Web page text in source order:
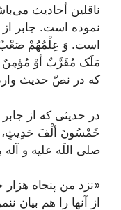
ناقلين أحاديث
نموده است. جابر از
است. وَ عِلْمُهُمْ صَعْبٌ
مَلَک مُقَرَّبٌ أوْ مُؤمِنٌ
که در نصّ حديث
در حديثى که از
خَمْسُونَ ألْفَ حَدِيثٍ،
صلى اللَه عليه و
«نزد من پنجاه
از آنها را هم بيان